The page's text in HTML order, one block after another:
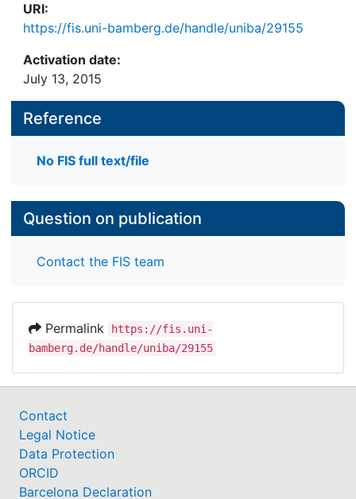
URI:
https://fis.uni-bamberg.de/handle/uniba/29155
Activation date:
July 13, 2015
Reference
No FIS full text/file
Question on publication
Contact the FIS team
Permalink
https://fis.uni-
bamberg.de/handle/uniba/29155
Contact
Legal Notice
Data Protection
ORCID
Barcelona Declaration